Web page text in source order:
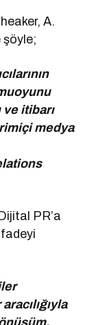
A.
şöyle;
itibarı
medya
PR’a